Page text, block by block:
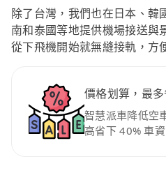
除了台灣，我們也在日本、韓
南和泰國等地提供機場接送與
從下飛機開始就無縫接軌，方
價格划算，最
智慧派車降低空
高省下 40% 車